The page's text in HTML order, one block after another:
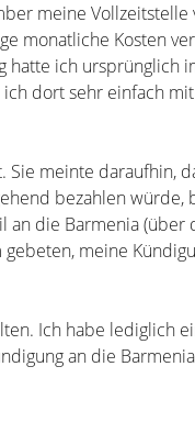
meine
monatliche Kosten
hatte ich ursprünglich
dort sehr einfach
Sie meinte daraufhin,
bezahlen
an die Barmenia (über
meine
Ich habe lediglich
an die